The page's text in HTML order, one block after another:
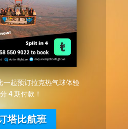
一起预订拉克热气球体验
4 期付款！
塔比航班